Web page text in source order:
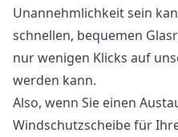
Unannehmlichkeit sein
schnellen, bequemen
nur wenigen Klicks auf
werden kann.
Also, wenn Sie einen
Windschutzscheibe für